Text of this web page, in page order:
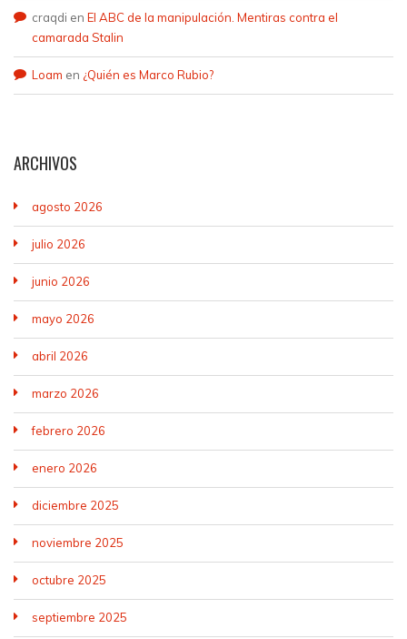
craqdi en El ABC de la manipulación. Mentiras contra el
camarada Stalin
Loam en ¿Quién es Marco Rubio?
ARCHIVOS
agosto 2026
julio 2026
junio 2026
mayo 2026
abril 2026
marzo 2026
febrero 2026
enero 2026
diciembre 2025
noviembre 2025
octubre 2025
septiembre 2025